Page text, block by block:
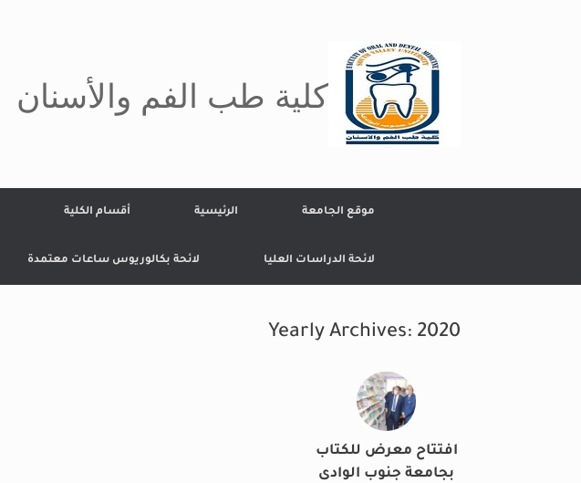
كلية طب الفم والأسنان
موقع الجامعة الرئيسية أقسام الكلية
لائحة الدراسات العليا لائحة بكالوريوس ساعات معتمدة
Yearly Archives: 2020
افتتاح معرض للكتاب
بجامعة جنوب الوادى